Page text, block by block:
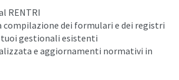
RENTRI
compilazione dei formulari e dei registri
gestionali esistenti
e aggiornamenti normativi in